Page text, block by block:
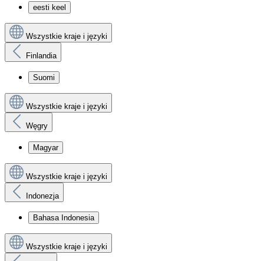
eesti keel
Wszystkie kraje i języki
Finlandia
Suomi
Wszystkie kraje i języki
Węgry
Magyar
Wszystkie kraje i języki
Indonezja
Bahasa Indonesia
Wszystkie kraje i języki